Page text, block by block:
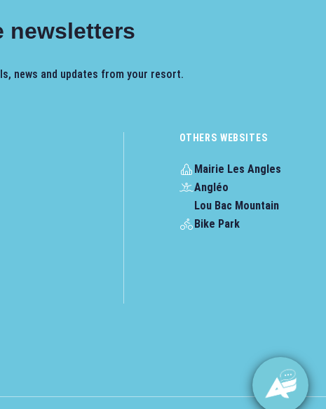
newsletters
news and updates from your resort.
OTHERS WEBSITES
Mairie Les Angles
Angléo
Lou Bac Mountain
Bike Park